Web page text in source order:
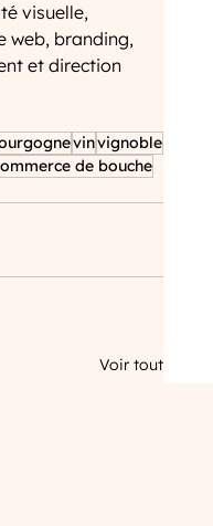
visuelle,
web, branding,
et direction
vinvignoble
de bouche
Voir tout